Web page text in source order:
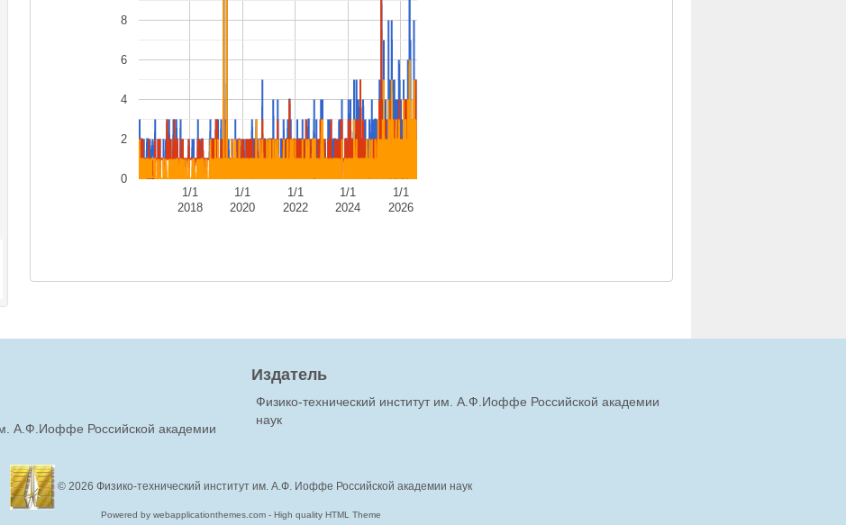
1/1
2018
1/1
2020
1/1
2022
1/1
2024
1/1
2026
0
2
4
6
8
А.Ф.Иоффе Российской академии
Издатель
Физико-технический институт им. А.Ф.Иоффе Российской академии
наук
© 2026 Физико-технический институт им. А.Ф. Иоффе Российской академии наук
Powered by webapplicationthemes.com - High quality HTML Theme